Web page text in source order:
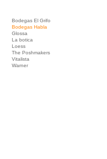
Bodegas El Grifo
Bodegas Habla
Glossa
La botica
Loess
The Poshmakers
Vitalista
Warner